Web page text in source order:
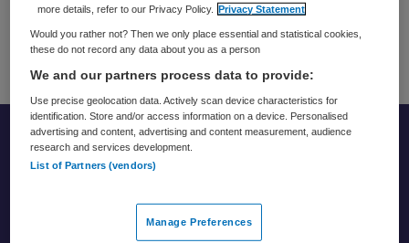
werken aan (zelf)vertrouwen. Daar gaat het om bij
Regelarm.
Footer
more details, refer to our Privacy Policy.
Privacy Statement
Would you rather not? Then we only place essential and statistical cookies,
these do not record any data about you as a person
We and our partners process data to provide:
Use precise geolocation data. Actively scan device characteristics for
identification. Store and/or access information on a device. Personalised
advertising and content, advertising and content measurement, audience
research and services development.
List of Partners (vendors)
Manage Preferences